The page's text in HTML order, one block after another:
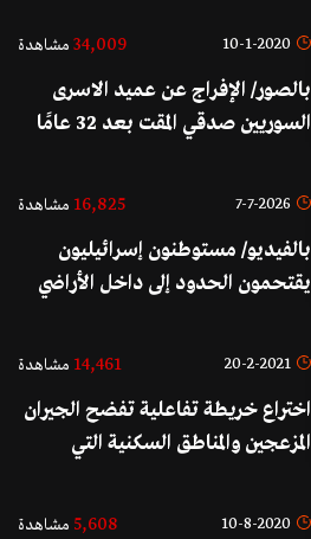
10-1-2020
34,009 مشاهدة
بالصور/ الإفراج عن عميد الاسرى
السوريين صدقي المقت بعد 32 عامًا
7-7-2026
16,825 مشاهدة
بالفيديو/ مستوطنون إسرائيليون
يقتحمون الحدود إلى داخل الأراضي
مستوطنات إسرائيلية
20-2-2021
14,461 مشاهدة
اختراع خريطة تفاعلية تفضح الجيران
المزعجين والمناطق السكنية التي
10-8-2020
5,608 مشاهدة